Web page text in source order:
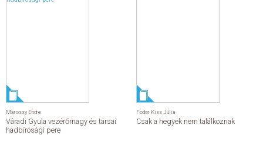
Marossy Endre
Váradi Gyula vezérőrnagy és társai
hadbírósági pere
Fodor Kiss Júlia
Csak a hegyek nem találkoznak